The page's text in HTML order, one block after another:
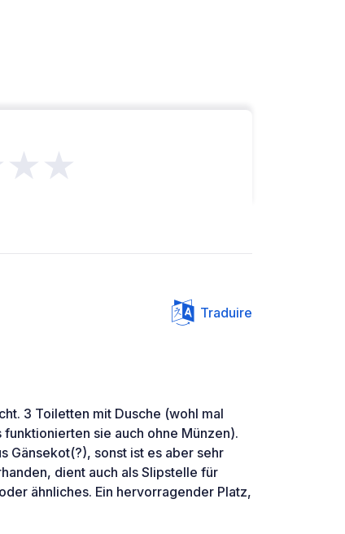
Traduire
3 Toiletten mit Dusche (wohl mal
sie auch ohne Münzen).
Gänsekot(?), sonst ist es aber sehr
dient auch als Slipstelle für
ähnliches. Ein hervorragender Platz,